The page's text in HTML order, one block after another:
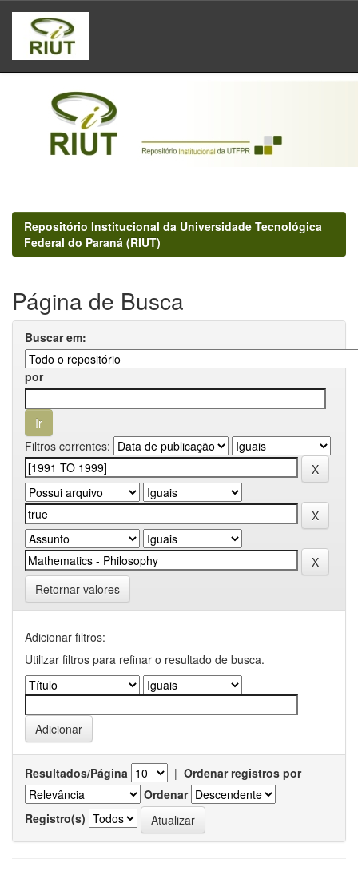
Skip
navigation
Repositório Institucional da Universidade Tecnológica
Federal do Paraná (RIUT)
Página de Busca
Buscar em:
por
Filtros correntes:
Retornar valores
Adicionar filtros:
Utilizar filtros para refinar o resultado de busca.
Resultados/Página | Ordenar registros por
Ordenar
Registro(s)